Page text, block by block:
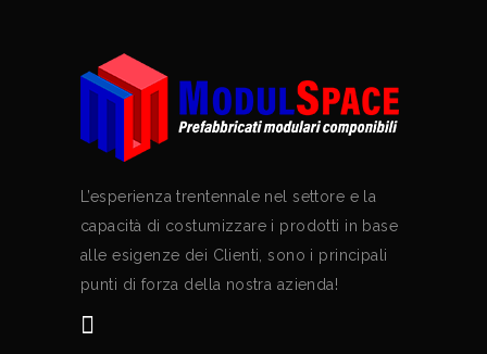
L’esperienza trentennale nel settore e la
capacità di costumizzare i prodotti in base
alle esigenze dei Clienti, sono i principali
punti di forza della nostra azienda!